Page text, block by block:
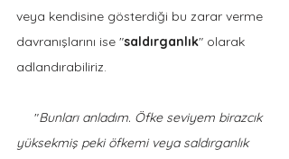
veya kendisine gösterdiği bu zarar verme
davranışlarını ise "saldırganlık" olarak
adlandırabiliriz.
     "
Bunları anladım. Öfke seviyem birazcık
yüksekmiş peki öfkemi veya saldırganlık